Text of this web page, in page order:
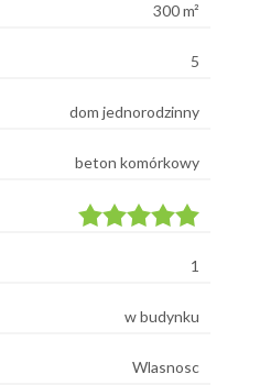
300 m²
5
dom jednorodzinny
beton komórkowy
1
w budynku
Wlasnosc